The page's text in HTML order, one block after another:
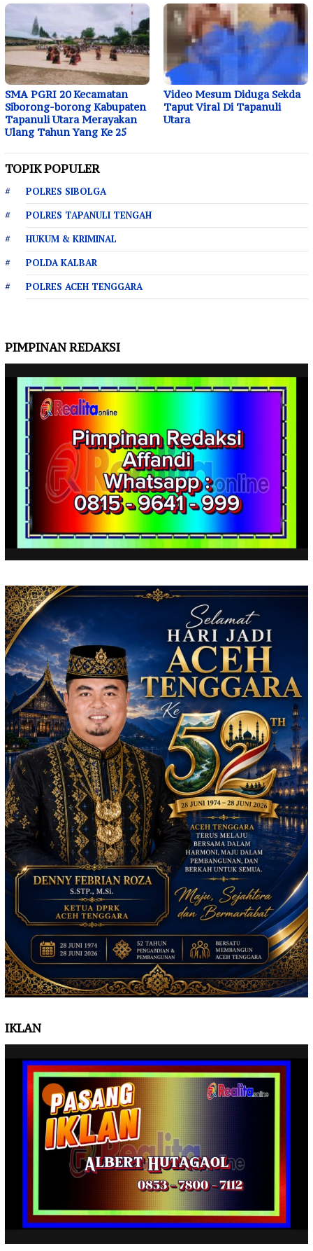
SMA PGRI 20 Kecamatan
Siborong-borong Kabupaten
Tapanuli Utara Merayakan
Ulang Tahun Yang Ke 25
Video Mesum Diduga Sekda
Taput Viral Di Tapanuli
Utara
TOPIK POPULER
POLRES SIBOLGA
POLRES TAPANULI TENGAH
HUKUM & KRIMINAL
POLDA KALBAR
POLRES ACEH TENGGARA
PIMPINAN REDAKSI
IKLAN